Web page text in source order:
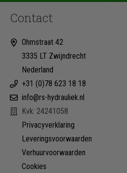
Contact
Ohmstraat 42
3335 LT Zwijndrecht
Nederland
+31 (0)78 623 18 18
info@rs-hydrauliek.nl
Kvk: 24241058
Privacyverklaring
Leveringsvoorwaarden
Verhuurvoorwaarden
Cookies